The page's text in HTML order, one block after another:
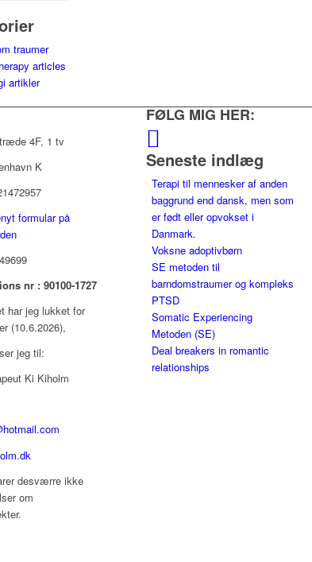
traumer
articles
artikler
4F, 1 tv
K
formular på
nr : 90100-1727
har jeg lukket for
(10.6.2026),
jeg til:
Ki Kiholm
desværre ikke
om
FØLG MIG HER:
Seneste indlæg
Terapi til mennesker af anden
baggrund end dansk, men som
er født eller opvokset i
Danmark.
Voksne adoptivbørn
SE metoden til
barndomstraumer og kompleks
PTSD
Somatic Experiencing
Metoden (SE)
Deal breakers in romantic
relationships